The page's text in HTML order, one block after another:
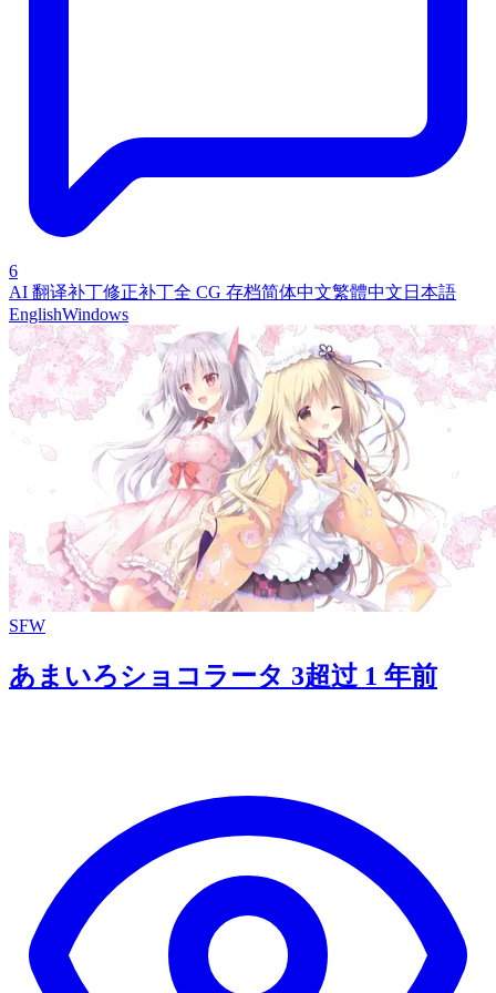
6
AI 翻译补丁修正补丁全 CG 存档简体中文繁體中文 日本語
EnglishWindows
SFW
あまいろショコラータ 3超过 1 年前